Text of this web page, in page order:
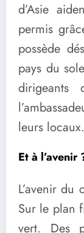
d’Asie
permis
possède
pays du
leurs locaux.
Et à l’avenir
L’avenir du
Sur le plan
vert. Des